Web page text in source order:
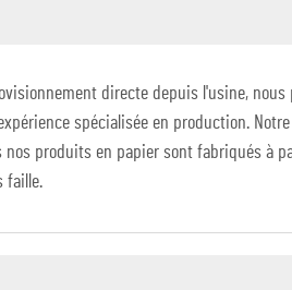
directe depuis l'usine,
spécialisée en production.
produits en papier sont fabriqués à
faille.